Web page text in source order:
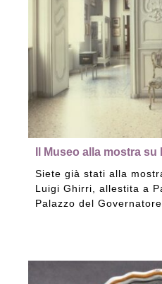
Collezione
Contatti e biglietti
Accessibilità
Dona
Il Museo alla mostra
Siete già stati alla
Luigi Ghirri, allestita a
Palazzo del